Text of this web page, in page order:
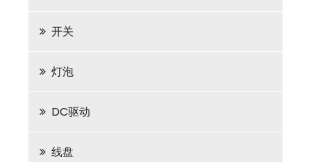
开关
灯泡
DC驱动
线盘